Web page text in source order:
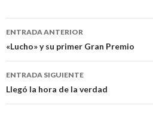
Navegación
de
entradas
ENTRADA ANTERIOR
«Lucho» y su primer Gran Premio
ENTRADA SIGUIENTE
Llegó la hora de la verdad